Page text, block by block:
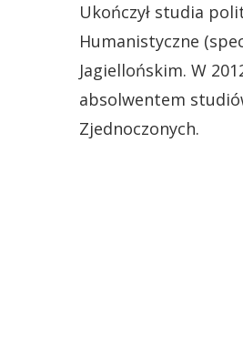
Ukończył studia
Humanistyczne
Jagiellońskim. W
absolwentem
Zjednoczonych.